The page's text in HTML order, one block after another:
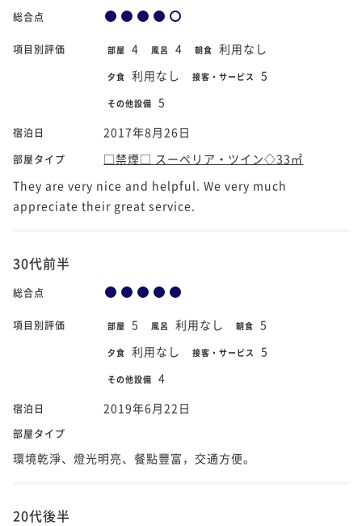
総合点
項目別評価 部屋 4 風呂 4 朝食 利用なし
夕食 利用なし 接客・サービス 5
その他設備 5
宿泊日 2017年8月26日
部屋タイプ
□禁煙□ スーペリア・ツイン◇33㎡
They are very nice and helpful. We very much
appreciate their great service.
30代前半
総合点
項目別評価 部屋 5 風呂 利用なし 朝食 5
夕食 利用なし 接客・サービス 5
その他設備 4
宿泊日 2019年6月22日
部屋タイプ
環境乾淨、燈光明亮、餐點豐富，交通方便。
20代後半